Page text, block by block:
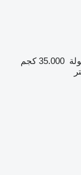
35.000 كجم